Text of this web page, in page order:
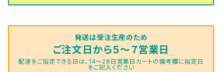
発送は受注生産のため
ご注文日から５～７営業日
配達をご指定できる日は、14～28日営業日カートの備考欄に指定日
をご記入ください